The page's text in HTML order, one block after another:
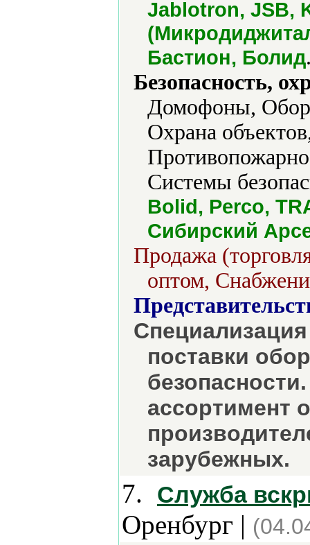
Jablotron, JSB,
Бастион, Болид
Безопасность,
Домофоны,
Охрана
Системы
Bolid, Perco,
Сибирский
Продажа
оптом,
поставки
ассортимент
зарубежных.
7. Служба
Оренбург |